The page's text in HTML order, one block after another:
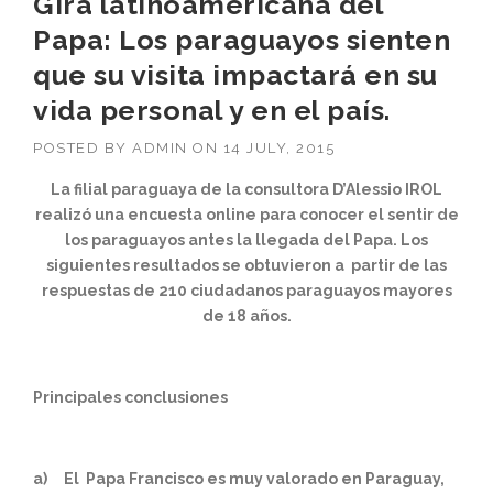
Papa: Los paraguayos sienten
que su visita impactará en su
vida personal y en el país.
POSTED BY ADMIN ON 14 JULY, 2015
La filial paraguaya de la consultora D’Alessio IROL
realizó una encuesta online para conocer el sentir de
los paraguayos antes la llegada del Papa. Los
siguientes resultados se obtuvieron a partir de las
respuestas de 210 ciudadanos paraguayos mayores
de 18 años.
Principales conclusiones
a) El Papa Francisco es muy valorado en Paraguay,